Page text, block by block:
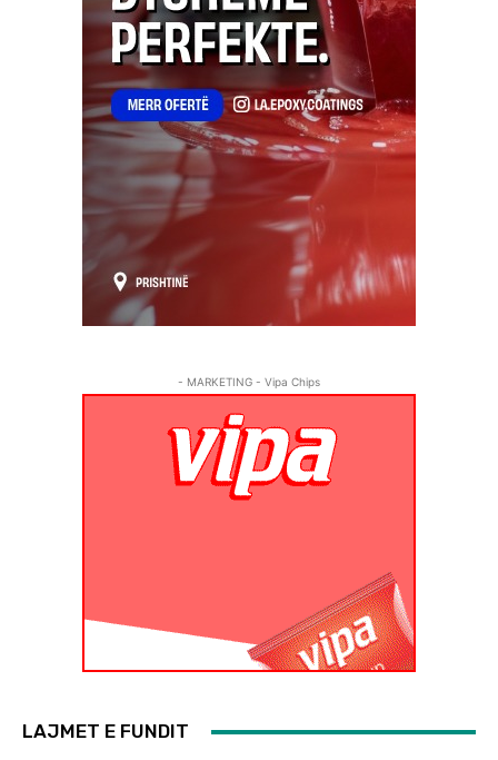
- MARKETING - Vipa Chips
LAJMET E FUNDIT